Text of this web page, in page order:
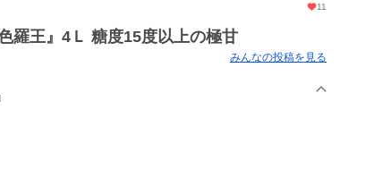
11
羅王』4Ｌ 糖度15度以上の極甘
みんなの投稿を見る